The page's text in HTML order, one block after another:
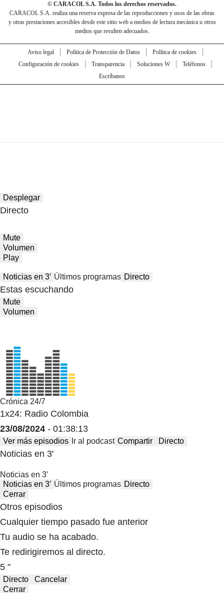
© CARACOL S.A. Todos los derechos reservados.
CARACOL S.A. realiza una reserva expresa de las reproducciones y usos de las obras
y otras prestaciones accesibles desde este sitio web a medios de lectura mecánica u otros
medios que resulten adecuados.
Aviso legal Política de Protección de Datos
Política de cookies
Configuración de cookies
Transparencia Soluciones W
Teléfonos
Escríbanos
Desplegar
Directo
Mute
Volumen
Play
Noticias en 3′ Últimos programas Directo
Estas escuchando
Mute
Volumen
Crónica 24/7
1x24: Radio Colombia
23/08/2024 - 01:38:13
Ver más episodios Ir al podcast Compartir Directo
Noticias en 3′
Noticias en 3′
Noticias en 3′ Últimos programas Directo
Cerrar
Otros episodios
Cualquier tiempo pasado fue anterior
Tu audio se ha acabado.
Te redirigiremos al directo.
5 "
Directo
Cancelar
Cerrar